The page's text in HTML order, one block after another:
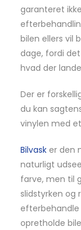
garanteret
bilen ellers vil
dage, fordi
hvad der
Der er
du kan
vinylen med
Bilvask er den
naturligt
farve, men til
slidstyrken og
opretholde